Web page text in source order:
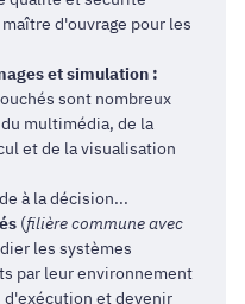
d'ouvrage pour les
et simulation :
sont nombreux
multimédia, de la
et de la visualisation
à la décision...
(filière commune avec
les systèmes
par leur environnement
et devenir